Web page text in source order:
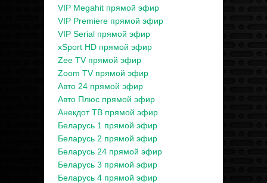
VIP Megahit прямой эфир
VIP Premiere прямой эфир
VIP Serial прямой эфир
xSport HD прямой эфир
Zee TV прямой эфир
Zoom TV прямой эфир
Авто 24 прямой эфир
Авто Плюс прямой эфир
Анекдот ТВ прямой эфир
Беларусь 1 прямой эфир
Беларусь 2 прямой эфир
Беларусь 24 прямой эфир
Беларусь 3 прямой эфир
Беларусь 4 прямой эфир